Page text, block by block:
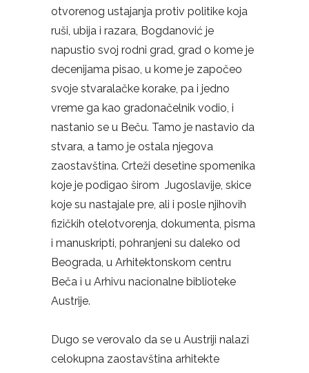
otvorenog ustajanja protiv politike koja
ruši, ubija i razara, Bogdanović je
napustio svoj rodni grad, grad o kome je
decenijama pisao, u kome je započeo
svoje stvaralačke korake, pa i jedno
vreme ga kao gradonačelnik vodio, i
nastanio se u Beču. Tamo je nastavio da
stvara, a tamo je ostala njegova
zaostavština. Crteži desetine spomenika
koje je podigao širom Jugoslavije, skice
koje su nastajale pre, ali i posle njihovih
fizičkih otelotvorenja, dokumenta, pisma
i manuskripti, pohranjeni su daleko od
Beograda, u Arhitektonskom centru
Beča i u Arhivu nacionalne biblioteke
Austrije.
Dugo se verovalo da se u Austriji nalazi
celokupna zaostavština arhitekte